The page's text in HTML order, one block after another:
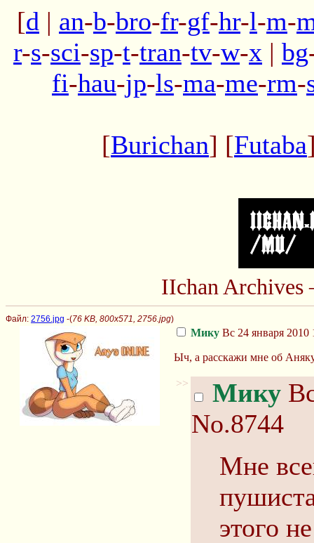
[d | an-b-bro-fr-gf-hr-l-m-
r-s-sci-sp-t-tran-tv-w-x | bg
fi-hau-jp-ls-ma-me-rm-
[Burichan] [Futaba
IIchan
Файл: 2756.jpg -(76 KB, 800x571, 2756.jpg)
Мику Вс 24 января 2010
Ыч, а расскажи мне об
>> Мику
No.8744
Мне
этого